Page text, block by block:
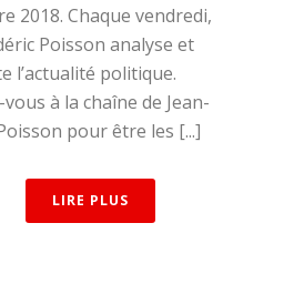
2018. Chaque vendredi,
Poisson analyse et
l’actualité politique.
à la chaîne de Jean-
pour être les [...]
LIRE PLUS